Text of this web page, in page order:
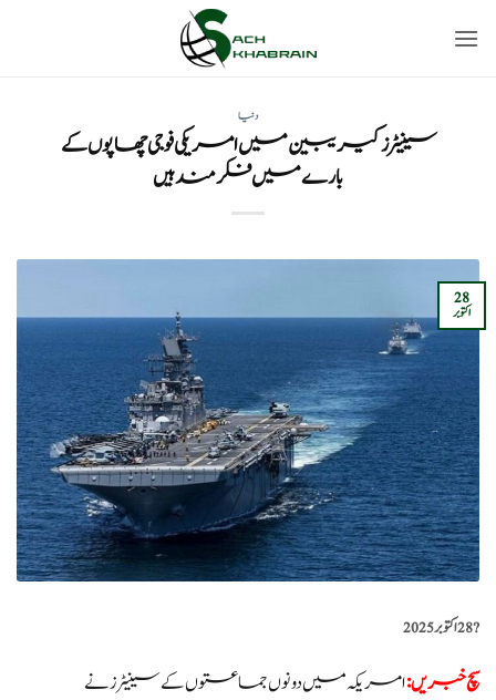
دنیا
سینیٹرز کیریبین میں امریکی فوجی چھاپوں کے
بارے میں فکر مند ہیں
28
اکتوبر
?️28 اکتوبر 2025
سچ خبریں:امریکہ میں دونوں جماعتوں کے سینیٹرز نے